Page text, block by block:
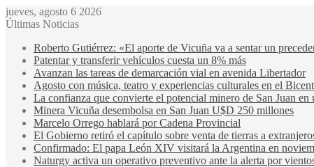
jueves, agosto 6 2026
Últimas Noticias
Roberto Gutiérrez: «El aporte de Vicuña va a sentar un
Patentar y transferir vehículos cuesta un 8% más
Avanzan las tareas de demarcación vial en avenida Libertador
Agosto con música, teatro y experiencias culturales en el
La confianza que convierte el potencial minero de San Juan en
Minera Vicuña desembolsa en San Juan U$D 250 millones
Marcelo Orrego hablará por Cadena Provincial
El Gobierno retiró el capítulo sobre venta de tierras a
Confirmado: El papa León XIV visitará la Argentina en
Naturgy activa un operativo preventivo ante la alerta por